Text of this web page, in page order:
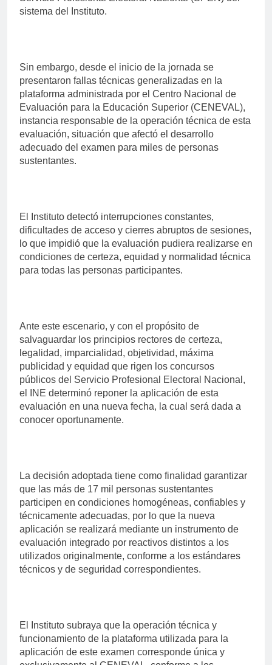
sistema del Instituto.
Sin embargo, desde el inicio de la jornada se
presentaron fallas técnicas generalizadas en la
plataforma administrada por el Centro Nacional de
Evaluación para la Educación Superior (CENEVAL),
instancia responsable de la operación técnica de esta
evaluación, situación que afectó el desarrollo
adecuado del examen para miles de personas
sustentantes.
El Instituto detectó interrupciones constantes,
dificultades de acceso y cierres abruptos de sesiones,
lo que impidió que la evaluación pudiera realizarse en
condiciones de certeza, equidad y normalidad técnica
para todas las personas participantes.
Ante este escenario, y con el propósito de
salvaguardar los principios rectores de certeza,
legalidad, imparcialidad, objetividad, máxima
publicidad y equidad que rigen los concursos
públicos del Servicio Profesional Electoral Nacional,
el INE determinó reponer la aplicación de esta
evaluación en una nueva fecha, la cual será dada a
conocer oportunamente.
La decisión adoptada tiene como finalidad garantizar
que las más de 17 mil personas sustentantes
participen en condiciones homogéneas, confiables y
técnicamente adecuadas, por lo que la nueva
aplicación se realizará mediante un instrumento de
evaluación integrado por reactivos distintos a los
utilizados originalmente, conforme a los estándares
técnicos y de seguridad correspondientes.
El Instituto subraya que la operación técnica y
funcionamiento de la plataforma utilizada para la
aplicación de este examen corresponde única y